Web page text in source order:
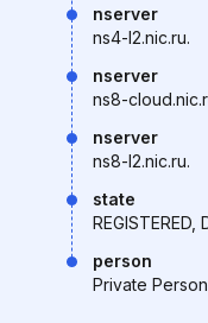
nserver
ns4-l2.nic.ru.
nserver
ns8-
nserver
ns8-l2.nic.ru.
state
REGISTERED,
person
Private Person